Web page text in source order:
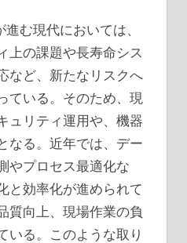
む現代においては、
上の課題や長寿命シス
など、新たなリスクへ
ている。そのため、現
ュリティ運用や、機器
なる。近年では、デー
やプロセス最適化な
と効率化が進められて
質向上、現場作業の負
いる。このような取り